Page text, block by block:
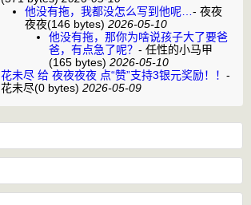
他没有拖，我都没怎么写到他呢… - 夜夜
夜夜(146 bytes) 2026-05-10
他没有拖，那你为啥说孩子大了要爸
爸，有点急了呢？ - 任性的小马甲
(165 bytes) 2026-05-10
花未尽 给 夜夜夜夜 点“赞”支持3银元奖励！！ -
花未尽(0 bytes) 2026-05-09